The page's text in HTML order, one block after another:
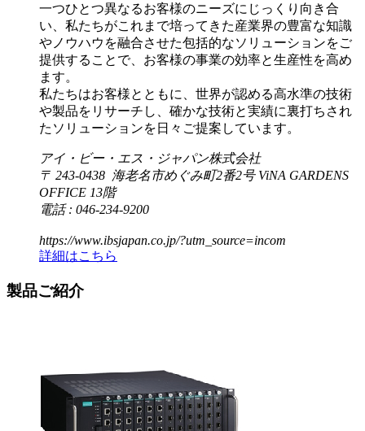
一つひとつ異なるお客様のニーズにじっくり向き合
い、私たちがこれまで培ってきた産業界の豊富な知識
やノウハウを融合させた包括的なソリューションをご
提供することで、お客様の事業の効率と生産性を高め
ます。
私たちはお客様とともに、世界が認める高水準の技術
や製品をリサーチし、確かな技術と実績に裏打ちされ
たソリューションを日々ご提案しています。
アイ・ビー・エス・ジャパン株式会社
〒 243-0438 海老名市めぐみ町2番2号 ViNA GARDENS
OFFICE 13階
電話 : 046-234-9200
https://www.ibsjapan.co.jp/?utm_source=incom
詳細はこちら
製品ご紹介